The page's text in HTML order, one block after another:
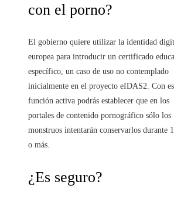
con el porno?
El gobierno quiere utilizar la identidad
europea para introducir un certificado
específico, un caso de uso no contemplado
inicialmente en el proyecto eIDAS2. Con
función activa podrás establecer que en los
portales de contenido pornográfico sólo los
monstruos intentarán conservarlos durante
o más.
¿Es seguro?